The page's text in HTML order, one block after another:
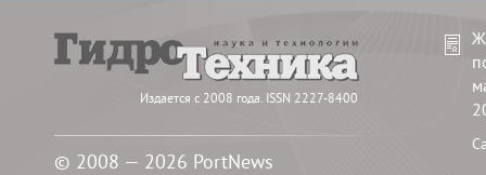
Издается с 2008 года. ISSN 2227-8400
© 2008 — 2026 PortNews